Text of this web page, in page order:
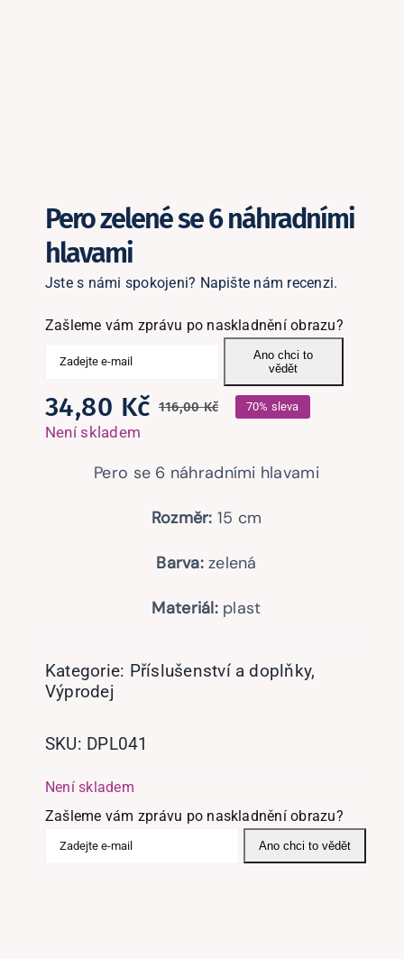
Recenze
Pero zelené se 6 náhradními
hlavami
Jste s námi spokojeni? Napište nám recenzi.
116,00KčPůvodní
byla:
116,00 Kč.
34,80 Kč
Aktuální
je:
34,80 Kč.
70% sleva
Není skladem
Zašleme vám zprávu po naskladnění obrazu?
Ano chci to
vědět
Pero se 6 náhradními hlavami
Rozměr: 15 cm
Barva:zelená
Materiál:plast
Kategorie: Příslušenství a doplňky,
Výprodej
SKU: DPL041
Není skladem
Zašleme vám zprávu po naskladnění obrazu?
Ano chci to vědět